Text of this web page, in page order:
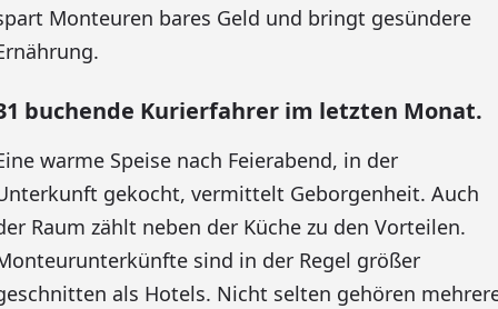
Monteuren bares Geld und bringt gesündere
buchende Kurierfahrer im letzten Monat.
warme Speise nach Feierabend, in der
gekocht, vermittelt Geborgenheit. Auch
Raum zählt neben der Küche zu den Vorteilen.
sind in der Regel größer
als Hotels. Nicht selten gehören